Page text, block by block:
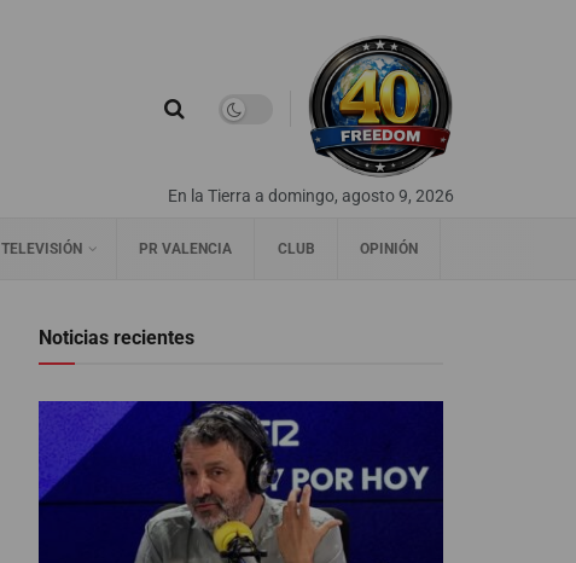
En la Tierra a domingo, agosto 9, 2026
TELEVISIÓN PR VALENCIA CLUB OPINIÓN
Noticias recientes